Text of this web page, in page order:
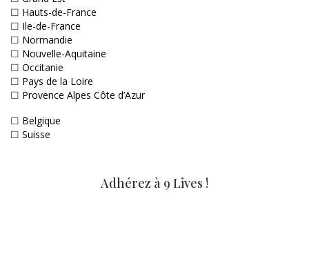
☐ Hauts-de-France
☐ Ile-de-France
☐ Normandie
☐ Nouvelle-Aquitaine
☐ Occitanie
☐ Pays de la Loire
☐ Provence Alpes Côte d’Azur
☐ Belgique
☐ Suisse
Adhérez à 9 Lives !